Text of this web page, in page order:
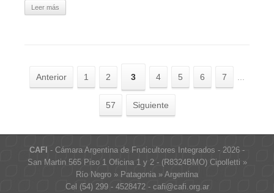
Leer más
Anterior 1 2 3 4 5 6 7
57 Siguiente
CAFI - Cámara Argentina de Fruticultores Integrados - 2026 -
San Martin 565 Piso 1 Oficina 1 y 2 - (R8324BMO) Cipolletti »
Río Negro » Patagonia » Argentina
Cel (54) 299 - 4528472 - cafi@cafi.org.ar